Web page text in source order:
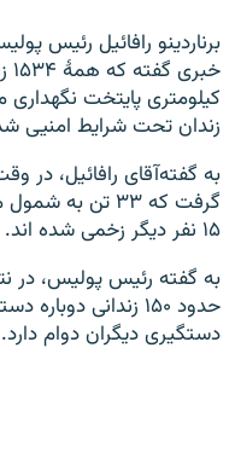
برناردینو رافائیل رئیس
کیلومتری پایتخت نگهداری
زندان تحت شرایط امنیی
به گفته‌آقای رافائیل، در
گرفت که ۳۳ تن
۱۵ نفر دیگر زخمی شده اند.
به گفته رئیس پولیس، در
حدود ۱۵۰ زندانی
دستگیری دیگران دوام دارد.